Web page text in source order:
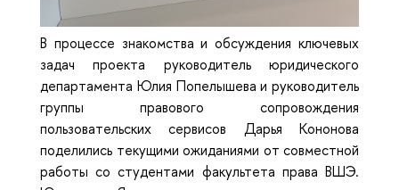
В процессе знакомства и обсуждения ключевых
задач проекта руководитель юридического
департамента Юлия Попелышева и руководитель
группы правового сопровождения
пользовательских сервисов Дарья Кононова
поделились текущими ожиданиями от совместной
работы со студентами факультета права ВШЭ.